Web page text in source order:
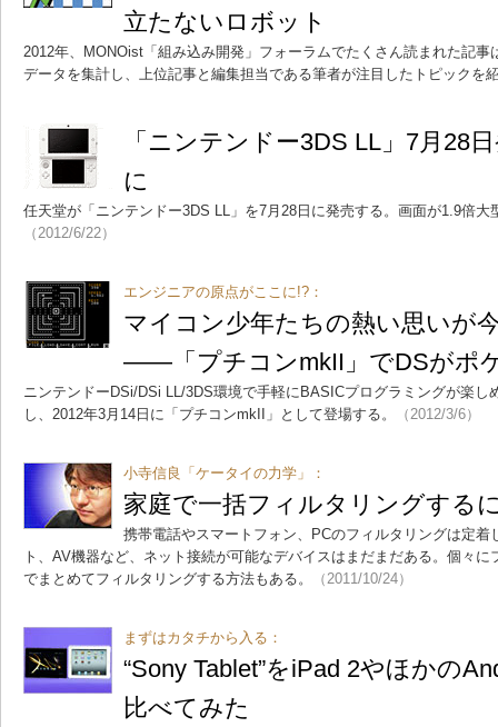
立たないロボット
2012年、MONOist「組み込み開発」フォーラムでたくさん読まれた記
データを集計し、上位記事と編集担当である筆者が注目したトピックを
「ニンテンドー3DS LL」7月28
に
任天堂が「ニンテンドー3DS LL」を7月28日に発売する。画面が1.9倍大
（2012/6/22）
エンジニアの原点がここに!?：
マイコン少年たちの熱い思いが
――「プチコンmkII」でDSがポ
ニンテンドーDSi/DSi LL/3DS環境で手軽にBASICプログラミングが楽し
し、2012年3月14日に「プチコンmkII」として登場する。
（2012/3/6）
小寺信良「ケータイの力学」：
家庭で一括フィルタリングする
携帯電話やスマートフォン、PCのフィルタリングは定
ト、AV機器など、ネット接続が可能なデバイスはまだまだある。個々
でまとめてフィルタリングする方法もある。
（2011/10/24）
まずはカタチから入る：
“Sony Tablet”をiPad 2やほかの
比べてみた